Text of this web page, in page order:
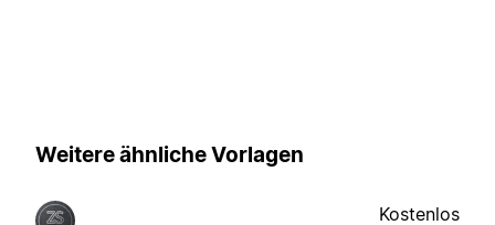
Weitere ähnliche Vorlagen
Kostenlos